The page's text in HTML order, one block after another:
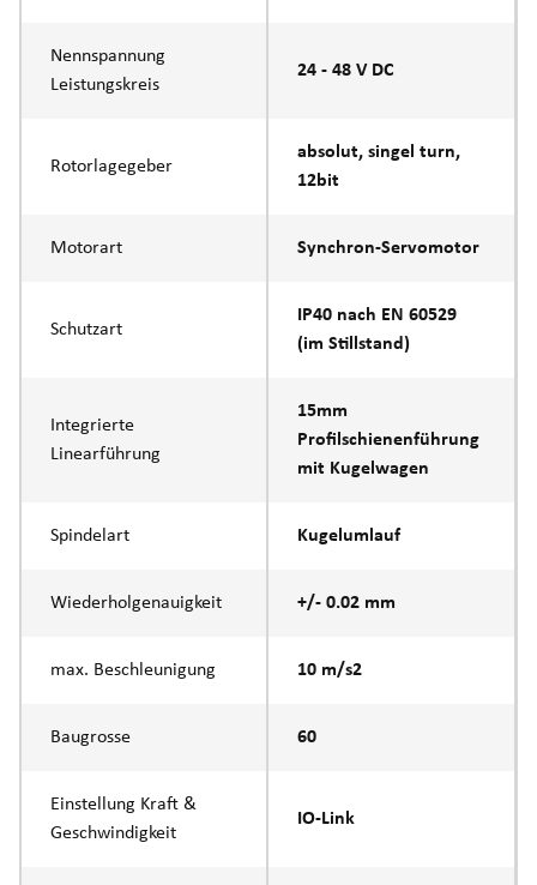
Nennspannung
Leistungskreis
24 - 48 V DC
Rotorlagegeber
absolut, singel turn,
12bit
Motorart Synchron-Servomotor
Schutzart
IP40 nach EN 60529
(im Stillstand)
Integrierte
Linearführung
15mm
Profilschienenführung
mit Kugelwagen
Spindelart Kugelumlauf
Wiederholgenauigkeit +/- 0.02 mm
max. Beschleunigung 10 m/s2
Baugrosse 60
Einstellung Kraft &
Geschwindigkeit
IO-Link